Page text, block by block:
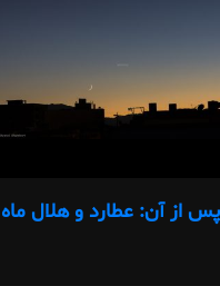
پس از آن: عطارد و هلال ماه